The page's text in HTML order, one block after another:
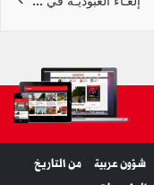
شؤون عربية
من التاريخ